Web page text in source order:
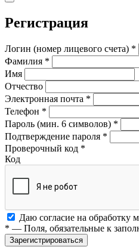
Регистрация
Логин (номер лицевого счета) *
Фамилия *
Имя
Отчество
Электронная почта *
Телефон *
Пароль (мин. 6 символов) *
Подтверждение пароля *
Проверочный код *
Код
Даю согласие на обработку
* — Поля, обязательные к
Зарегистрироваться